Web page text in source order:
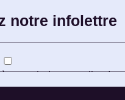
notre infolettre
à recevoir des nouvelles des
et de sa Fondation.